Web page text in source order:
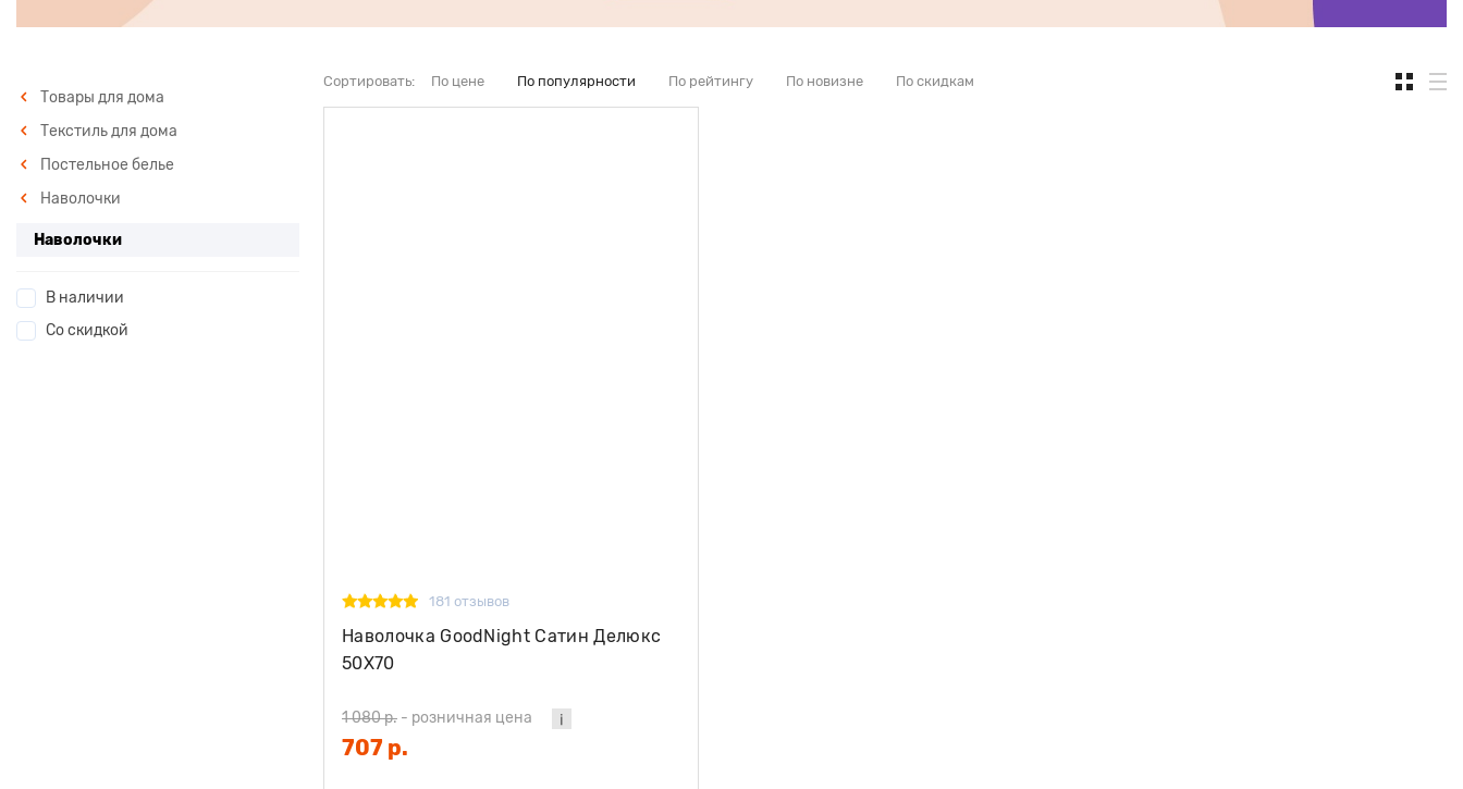
Товары для дома
Текстиль для дома
Постельное белье
Наволочки
Наволочки
В наличии
Со скидкой
Сортировать: По цене По популярности По рейтингу По новизне По скидкам
181 отзывов
Наволочка GoodNight Сатин Делюкс
50Х70
1 080 р. - розничная цена
707 р.